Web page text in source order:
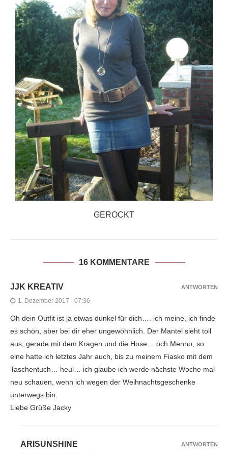
GEROCKT
16 KOMMENTARE
JJK KREATIV
1. Dezember 2017 - 07:36
Oh dein Outfit ist ja etwas dunkel für dich…. ich meine, ich finde
es schön, aber bei dir eher ungewöhnlich. Der Mantel sieht toll
aus, gerade mit dem Kragen und die Hose… och Menno, so
eine hatte ich letztes Jahr auch, bis zu meinem Fiasko mit dem
Taschentuch… heul… ich glaube ich werde nächste Woche mal
neu schauen, wenn ich wegen der Weihnachtsgeschenke
unterwegs bin.
Liebe Grüße Jacky
ANTWORTEN
ARISUNSHINE ANTWORTEN